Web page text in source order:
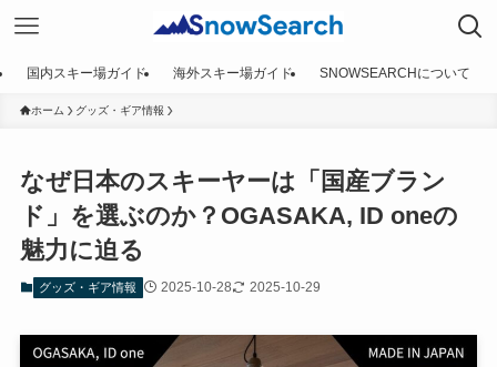
国内スキー場ガイド 海外スキー場ガイド SNOWSEARCHについて
ホーム グッズ・ギア情報
なぜ日本のスキーヤーは「国産ブラン
ド」を選ぶのか？OGASAKA, ID oneの
魅力に迫る
グッズ・ギア情報 2025-10-28 2025-10-29